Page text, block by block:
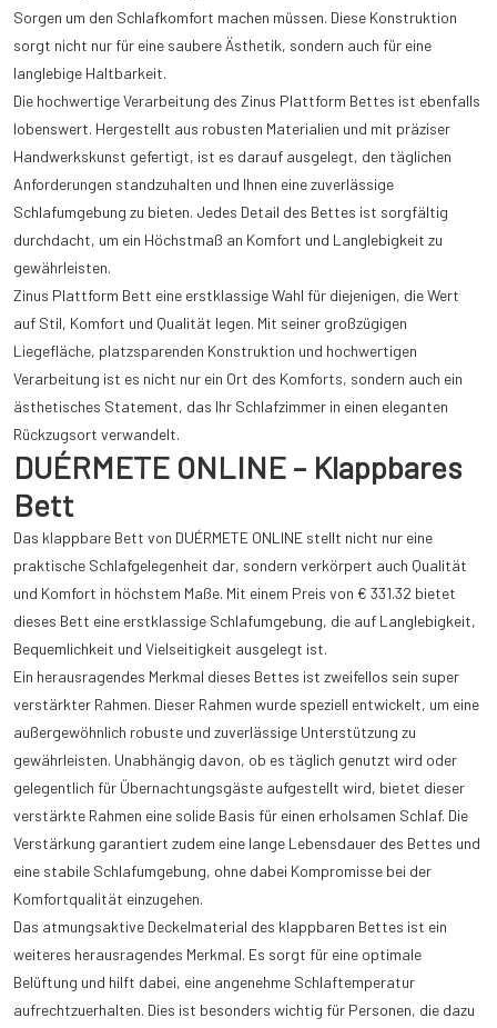
Sorgen um den Schlafkomfort machen müssen. Diese Konstruktion
sorgt nicht nur für eine saubere Ästhetik, sondern auch für eine
langlebige Haltbarkeit.
Die hochwertige Verarbeitung des Zinus Plattform Bettes ist ebenfalls
lobenswert. Hergestellt aus robusten Materialien und mit präziser
Handwerkskunst gefertigt, ist es darauf ausgelegt, den täglichen
Anforderungen standzuhalten und Ihnen eine zuverlässige
Schlafumgebung zu bieten. Jedes Detail des Bettes ist sorgfältig
durchdacht, um ein Höchstmaß an Komfort und Langlebigkeit zu
gewährleisten.
Zinus Plattform Bett eine erstklassige Wahl für diejenigen, die Wert
auf Stil, Komfort und Qualität legen. Mit seiner großzügigen
Liegefläche, platzsparenden Konstruktion und hochwertigen
Verarbeitung ist es nicht nur ein Ort des Komforts, sondern auch ein
ästhetisches Statement, das Ihr Schlafzimmer in einen eleganten
Rückzugsort verwandelt.
DUÉRMETE ONLINE – Klappbares
Bett
Das klappbare Bett von DUÉRMETE ONLINE stellt nicht nur eine
praktische Schlafgelegenheit dar, sondern verkörpert auch Qualität
und Komfort in höchstem Maße. Mit einem Preis von € 331.32 bietet
dieses Bett eine erstklassige Schlafumgebung, die auf Langlebigkeit,
Bequemlichkeit und Vielseitigkeit ausgelegt ist.
Ein herausragendes Merkmal dieses Bettes ist zweifellos sein super
verstärkter Rahmen. Dieser Rahmen wurde speziell entwickelt, um eine
außergewöhnlich robuste und zuverlässige Unterstützung zu
gewährleisten. Unabhängig davon, ob es täglich genutzt wird oder
gelegentlich für Übernachtungsgäste aufgestellt wird, bietet dieser
verstärkte Rahmen eine solide Basis für einen erholsamen Schlaf. Die
Verstärkung garantiert zudem eine lange Lebensdauer des Bettes und
eine stabile Schlafumgebung, ohne dabei Kompromisse bei der
Komfortqualität einzugehen.
Das atmungsaktive Deckelmaterial des klappbaren Bettes ist ein
weiteres herausragendes Merkmal. Es sorgt für eine optimale
Belüftung und hilft dabei, eine angenehme Schlaftemperatur
aufrechtzuerhalten. Dies ist besonders wichtig für Personen, die dazu